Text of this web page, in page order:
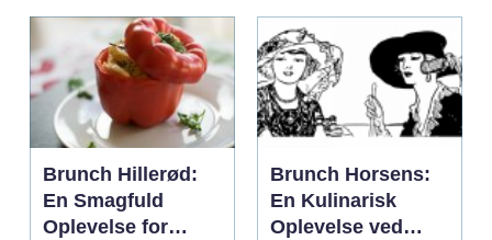
Brunch Hillerød:
En Smagfuld
Oplevelse for
Brunch Horsens:
En Kulinarisk
Oplevelse ved